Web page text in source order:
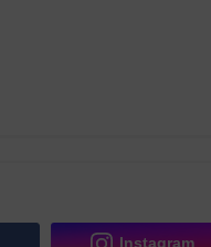
Instagram